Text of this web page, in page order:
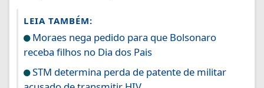
LEIA TAMBÉM:
Moraes nega pedido para que Bolsonaro
receba filhos no Dia dos Pais
STM determina perda de patente de militar